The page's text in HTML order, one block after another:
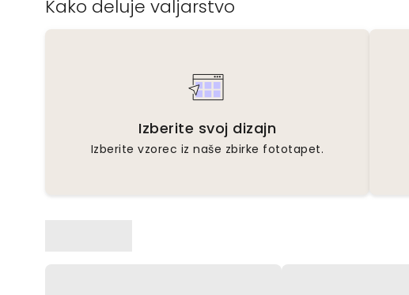
Kako deluje valjarstvo
Izberite svoj dizajn
Izberite vzorec iz naše zbirke fototapet.